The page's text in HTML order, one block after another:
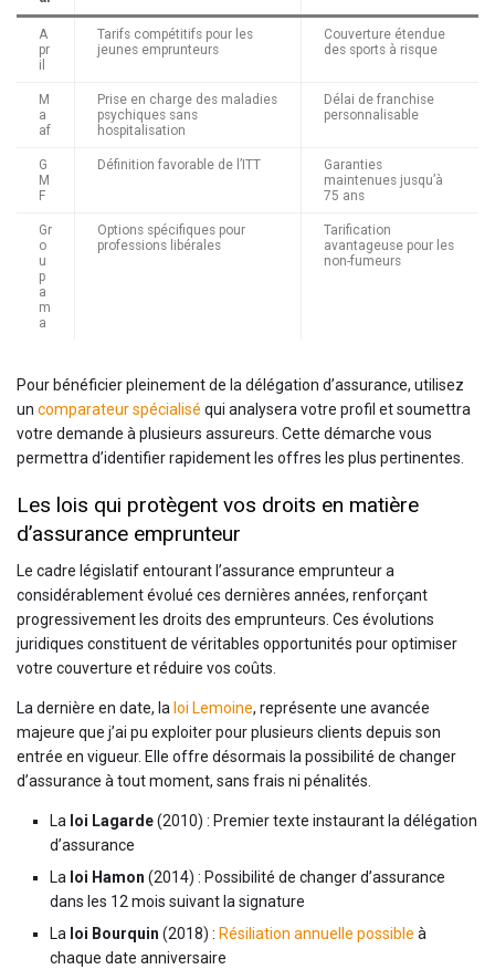
A
pr
il
Tarifs compétitifs pour les
jeunes emprunteurs
Couverture étendue
des sports à risque
M
a
af
Prise en charge des maladies
psychiques sans
hospitalisation
Délai de franchise
personnalisable
G
M
F
Définition favorable de l’ITT
Garanties
maintenues jusqu’à
75 ans
Gr
o
u
p
a
m
a
Options spécifiques pour
professions libérales
Tarification
avantageuse pour les
non-fumeurs
Pour bénéficier pleinement de la délégation d’assurance, utilisez
un comparateur spécialisé qui analysera votre profil et soumettra
votre demande à plusieurs assureurs. Cette démarche vous
permettra d’identifier rapidement les offres les plus pertinentes.
Les lois qui protègent vos droits en matière
d’assurance emprunteur
Le cadre législatif entourant l’assurance emprunteur a
considérablement évolué ces dernières années, renforçant
progressivement les droits des emprunteurs. Ces évolutions
juridiques constituent de véritables opportunités pour optimiser
votre couverture et réduire vos coûts.
La dernière en date, la loi Lemoine, représente une avancée
majeure que j’ai pu exploiter pour plusieurs clients depuis son
entrée en vigueur. Elle offre désormais la possibilité de changer
d’assurance à tout moment, sans frais ni pénalités.
La loi Lagarde(2010) : Premier texte instaurant la délégation
d’assurance
La loi Hamon (2014) : Possibilité de changer d’assurance
dans les 12 mois suivant la signature
La loi Bourquin (2018) : Résiliation annuelle possible à
chaque date anniversaire